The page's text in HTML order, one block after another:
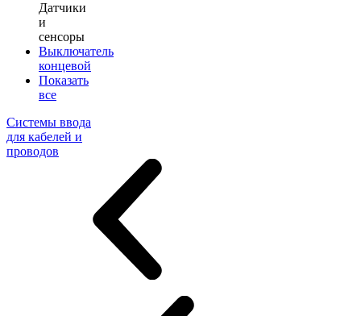
Датчики
и
сенсоры
Выключатель
концевой
Показать
все
Системы ввода
для кабелей и
проводов